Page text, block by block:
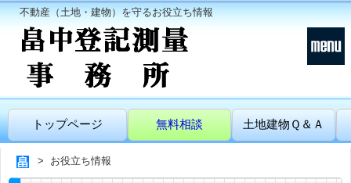
不動産（土地・建物）を守るお役立ち情報
トップページ 無料相談 土地建物Ｑ＆Ａ
お役立ち情報